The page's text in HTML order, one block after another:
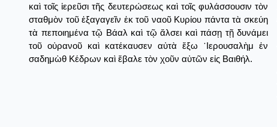
καὶ τοῖς ἱερεῦσι τῆς δευτερώσεως καὶ τοῖς φυλάσσουσιν τὸν
σταθμὸν τοῦ ἐξαγαγεῖν ἐκ τοῦ ναοῦ Κυρίου πάντα τὰ σκεύη
τὰ πεποιημένα τῷ Βάαλ καὶ τῷ ἄλσει καὶ πάσῃ τῇ δυνάμει
τοῦ οὐρανοῦ καὶ κατέκαυσεν αὐτὰ ἔξω ῾Ιερουσαλὴμ ἐν
σαδημὼθ Κέδρων καὶ ἔβαλε τὸν χοῦν αὐτῶν εἰς Βαιθήλ.